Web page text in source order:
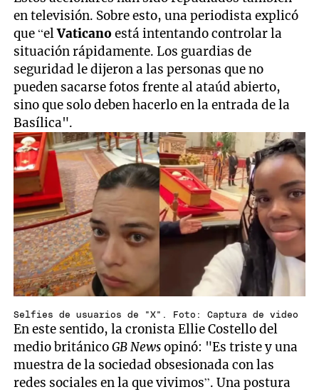
en televisión. Sobre esto, una periodista explicó
que “elVaticanoestá intentando controlar la
situación rápidamente. Los guardias de
seguridad le dijeron a las personas que no
pueden sacarse fotos frente al ataúd abierto,
sino que solo deben hacerlo en la entrada de la
Basílica".
Selfies de usuarios de "X". Foto: Captura de video
En este sentido, la cronista Ellie Costello del
medio británicoGB Newsopinó: "Es triste y una
muestra de la sociedad obsesionada con las
redes sociales en la que vivimos”. Una postura